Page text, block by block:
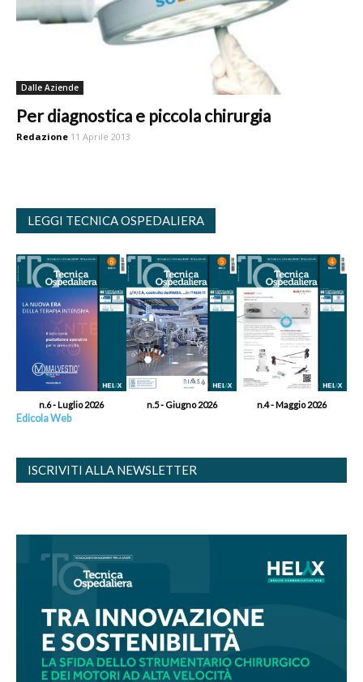
Dalle Aziende
Per diagnostica e piccola chirurgia
Redazione 11 Aprile 2013
LEGGI TECNICA OSPEDALIERA
n.6 - Luglio 2026 n.5 - Giugno 2026 n.4 - Maggio 2026
Edicola Web
ISCRIVITI ALLA NEWSLETTER